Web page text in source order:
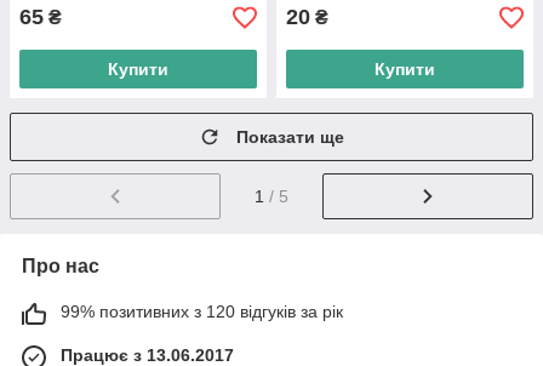
65 ₴
Купити
20 ₴
Купити
Показати ще
1 / 5
Про нас
99% позитивних з 120 відгуків за рік
Працює з 13.06.2017